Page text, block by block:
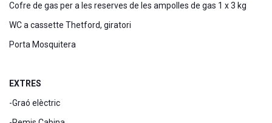
Cofre de gas per a les reserves de les ampolles de gas 1 x 3 kg
WC a cassette Thetford, giratori
Porta Mosquitera
EXTRES
-Graó elèctric